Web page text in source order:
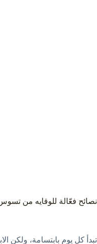
نصائح فعّالة للوقايه من
تبدأ كل يوم بابتسامة، ولكن